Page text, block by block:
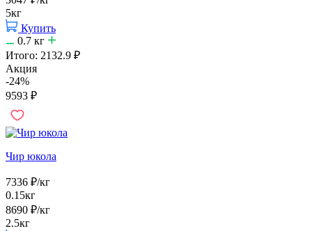
5кг
Купить
0.7 кг
Итого: 2132.9 ₽
Акция
-24%
9593 ₽
Чир юкола
7336 ₽/кг
0.15кг
8690 ₽/кг
2.5кг